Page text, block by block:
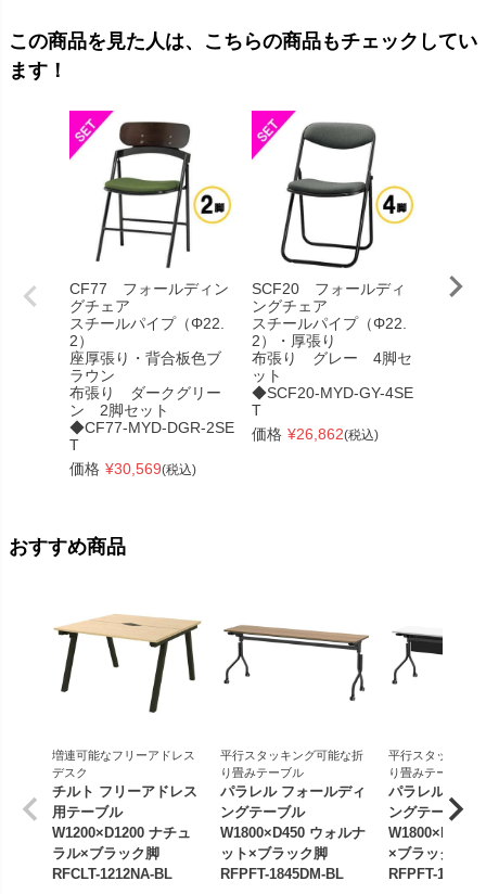
この商品を見た人は、こちらの商品もチェックしてい
ます！
CF77 フォールディン
グチェア
スチールパイプ（Φ22.
2）
座厚張り・背合板色ブ
ラウン
布張り ダークグリー
ン 2脚セット
◆CF77-MYD-DGR-2SE
T
価格 ¥30,569(税込)
SCF20 フォールディ
ングチェア
スチールパイプ（Φ22.
2）・厚張り
布張り グレー 4脚セ
ット
◆SCF20-MYD-GY-4SE
T
価格 ¥26,862(税込)
おすすめ商品
増連可能なフリーアドレス
デスク
チルト フリーアドレス
用テーブル
W1200×D1200 ナチュ
ラル×ブラック脚
RFCLT-1212NA-BL
平行スタッキング可能な折
り畳みテーブル
パラレル フォールディ
ングテーブル
W1800×D450 ウォルナ
ット×ブラック脚
RFPFT-1845DM-BL
平行スタッキン
り畳みテーブル
パラレル フォ
ングテーブル
W1800×D450
×ブラック脚
RFPFT-